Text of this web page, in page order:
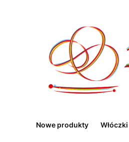
Nowe produkty Włóczki